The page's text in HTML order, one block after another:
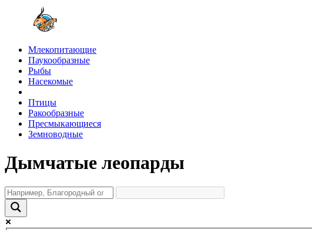
Млекопитающие
Паукообразные
Рыбы
Насекомые
Птицы
Ракообразные
Пресмыкающиеся
Земноводные
Дымчатые леопарды